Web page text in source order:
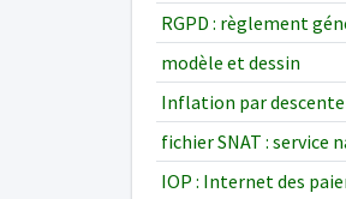
RGPD : règlement
modèle et dessin
Inflation par
fichier SNAT : service
IOP : Internet des